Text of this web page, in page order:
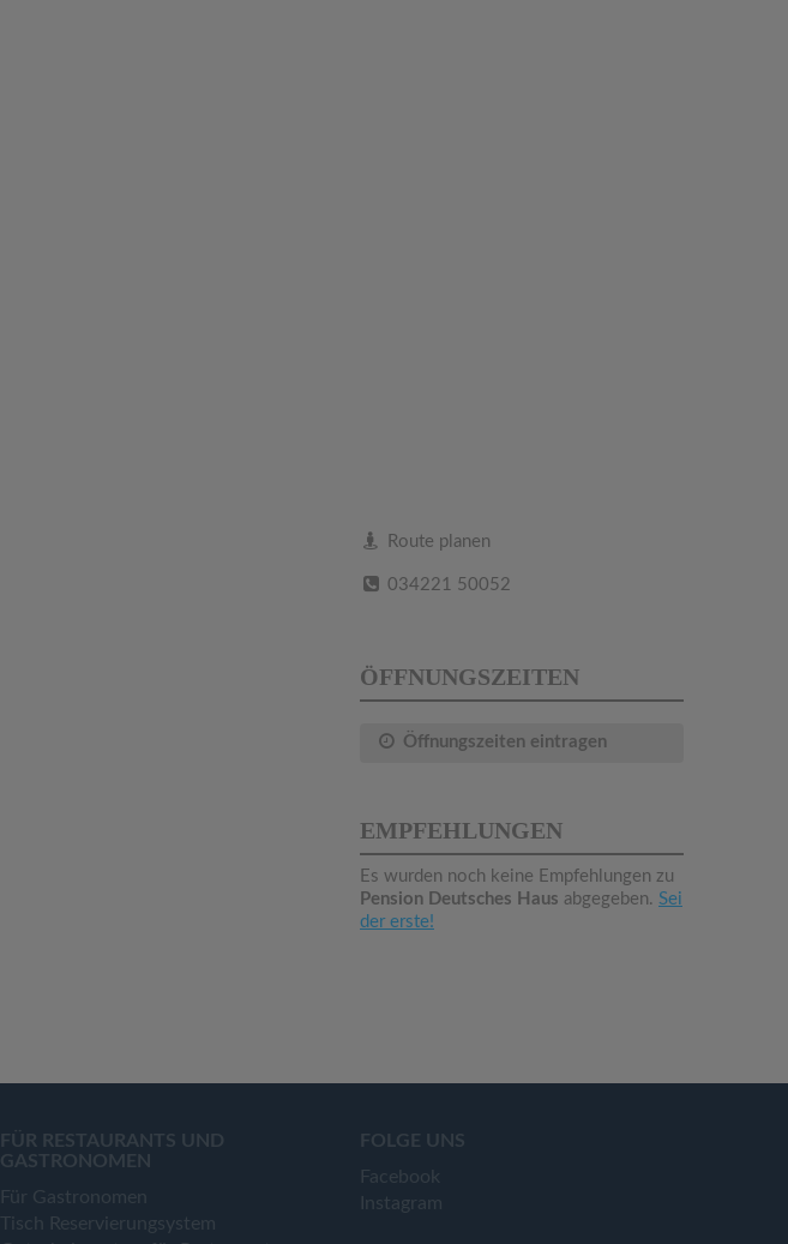
Route planen
034221 50052
ÖFFNUNGSZEITEN
Öffnungszeiten eintragen
EMPFEHLUNGEN
Es wurden noch keine Empfehlungen zu
Pension Deutsches Haus abgegeben. Sei
der erste!
FÜR RESTAURANTS UND
GASTRONOMEN
Für Gastronomen
Tisch Reservierungsystem
FOLGE UNS
Facebook
Instagram